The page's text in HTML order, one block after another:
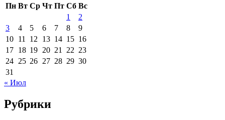
Пн Вт Ср Чт Пт Сб Вс
1
2
3
4 5 6 7 8
9
10 11 12 13 14 15 16
17 18 19 20 21 22 23
24 25 26 27 28 29 30
31
« Июл
Рубрики